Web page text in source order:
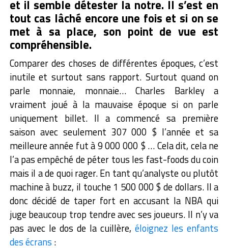
et il semble détester la notre. Il s’est en
tout cas lâché encore une fois et si on se
met à sa place, son point de vue est
compréhensible.
Comparer des choses de différentes époques, c’est
inutile et surtout sans rapport. Surtout quand on
parle monnaie, monnaie… Charles Barkley a
vraiment joué à la mauvaise époque si on parle
uniquement billet. Il a commencé sa première
saison avec seulement 307 000 $ l’année et sa
meilleure année fut à 9 000 000 $ … Cela dit, cela ne
l’a pas empêché de péter tous les fast-foods du coin
mais il a de quoi rager. En tant qu’analyste ou plutôt
machine à buzz, il touche 1 500 000 $ de dollars. Il a
donc décidé de taper fort en accusant la NBA qui
juge beaucoup trop tendre avec ses joueurs. Il n’y va
pas avec le dos de la cuillère, éloignez les enfants
des écrans :